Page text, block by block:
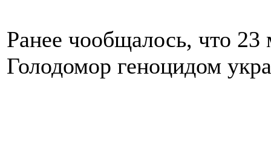
Ранее чообщалось, что 23
Голодомор геноцидом